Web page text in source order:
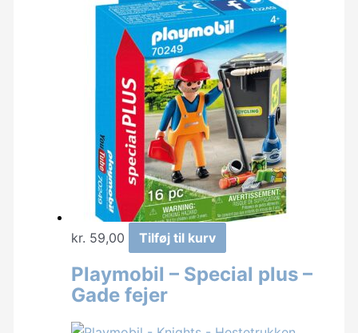
kr. 59,00 Tilføj til kurv
Playmobil – Special plus –
Gade fejer